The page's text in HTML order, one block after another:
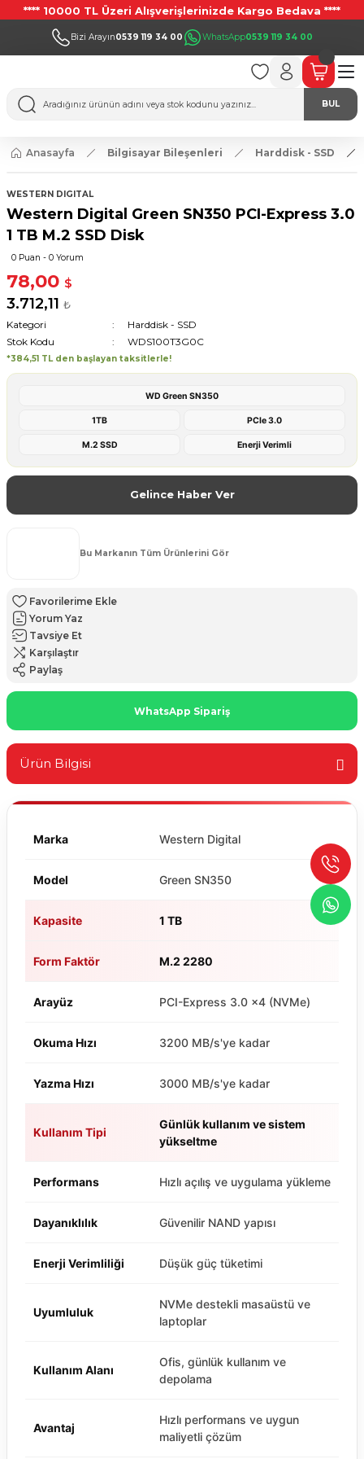
**** 10000 TL Üzeri Alışverişlerinizde Kargo Bedava ****
Bizi Arayın0539 119 34 00 WhatsApp0539 119 34 00
BUL
Anasayfa Bilgisayar Bileşenleri Harddisk - SSD
WESTERN DIGITAL
Western Digital Green SN350 PCI-Express 3.0
1 TB M.2 SSD Disk
0 Puan - 0 Yorum
78,00 $
3.712,11 ₺
Kategori
Harddisk - SSD
Stok Kodu
WDS100T3G0C
*384,51 TL den başlayan taksitlerle!
WD Green SN350
1TB PCIe 3.0
M.2 SSD Enerji Verimli
Gelince Haber Ver
Bu Markanın Tüm Ürünlerini Gör
Yorum Yaz
Tavsiye Et
Karşılaştır
Paylaş
WhatsApp Sipariş
Ürün Bilgisi
Marka Western Digital
Model Green SN350
Kapasite 1 TB
Form Faktör M.2 2280
Arayüz PCI-Express 3.0 x4 (NVMe)
Okuma Hızı 3200 MB/s'ye kadar
Yazma Hızı 3000 MB/s'ye kadar
Kullanım Tipi
Günlük kullanım ve sistem
yükseltme
Performans Hızlı açılış ve uygulama yükleme
Dayanıklılık Güvenilir NAND yapısı
Enerji Verimliliği Düşük güç tüketimi
Uyumluluk
NVMe destekli masaüstü ve
laptoplar
Kullanım Alanı
Ofis, günlük kullanım ve
depolama
Avantaj
Hızlı performans ve uygun
maliyetli çözüm